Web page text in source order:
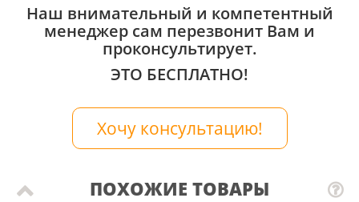
Наш внимательный и компетентный
менеджер сам перезвонит Вам и
проконсультирует.
ЭТО БЕСПЛАТНО!
Хочу консультацию!
ПОХОЖИЕ ТОВАРЫ